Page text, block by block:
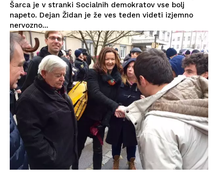
Šarca je v stranki Socialnih demokratov vse bolj
napeto. Dejan Židan je že ves teden videti izjemno
nervozno...